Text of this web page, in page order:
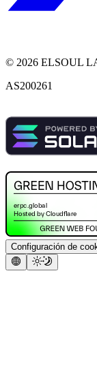
© 2026 ELSOUL
AS200261
Configuración de